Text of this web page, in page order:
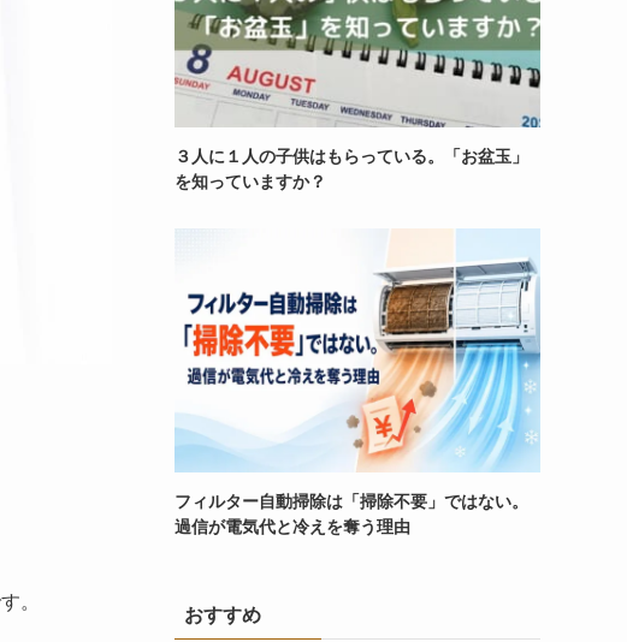
。
３人に１人の子供はもらっている。「お盆玉」
を知っていますか？
フィルター自動掃除は「掃除不要」ではない。
過信が電気代と冷えを奪う理由
おすすめ